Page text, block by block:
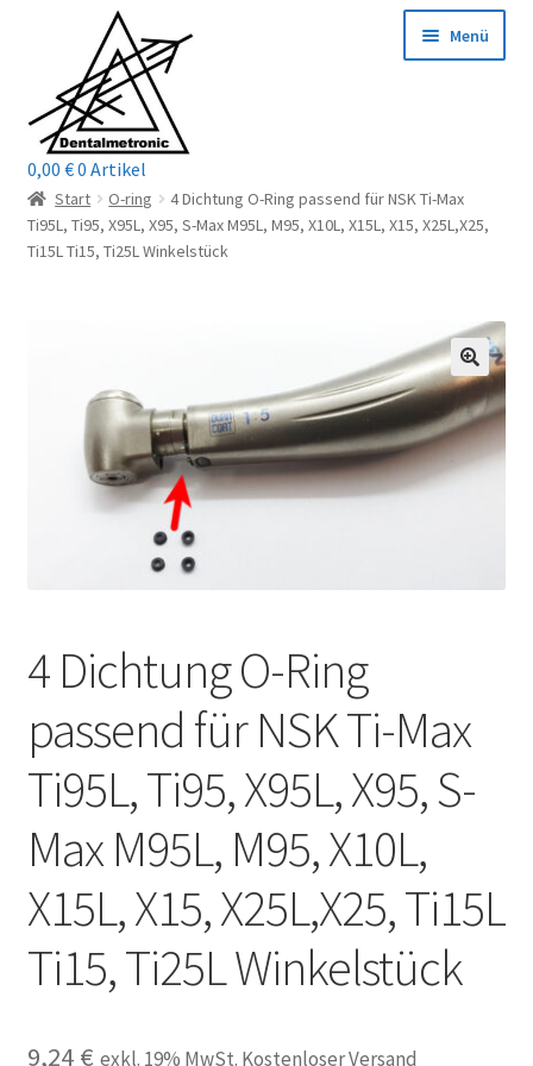
Navigation
springen
springen
Menü
Home
Shop
Reparaturservice
öffnen
Wichtige Infos
Stellenangebote
0,00 €0 Artikel
Start O-ring
4 Dichtung O-Ring passend für NSK Ti-Max
Ti95L, Ti95, X95L, X95, S-Max M95L, M95, X10L, X15L, X15, X25L,X25,
Ti15L Ti15, Ti25L Winkelstück
4 Dichtung O-Ring
passend für NSK Ti-Max
Ti95L, Ti95, X95L, X95, S-
Max M95L, M95, X10L,
X15L, X15, X25L,X25, Ti15L
Ti15, Ti25L Winkelstück
9,24 € exkl. 19% MwSt. Kostenloser Versand